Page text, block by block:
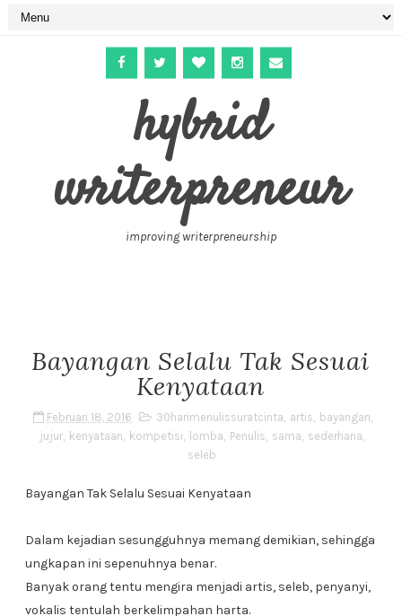
hybrid
writerpreneur
improving writerpreneurship
Bayangan Selalu Tak Sesuai
Kenyataan
Februari 18, 2016 30harimenulissuratcinta, artis, bayangan,
jujur, kenyataan, kompetisi, lomba, Penulis, sama, sederhana,
seleb
Bayangan Tak Selalu Sesuai Kenyataan
Dalam kejadian sesungguhnya memang demikian, sehingga
ungkapan ini sepenuhnya benar.
Banyak orang tentu mengira menjadi artis, seleb, penyanyi,
vokalis tentulah berkelimpahan harta.